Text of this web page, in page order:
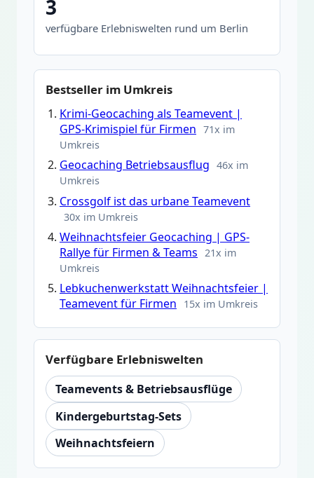
3
verfügbare Erlebniswelten rund um Berlin
Bestseller im Umkreis
Krimi-Geocaching als Teamevent |
GPS-Krimispiel für Firmen 71x im
Umkreis
Geocaching Betriebsausflug 46x im
Umkreis
Crossgolf ist das urbane Teamevent
30x im Umkreis
Weihnachtsfeier Geocaching | GPS-
Rallye für Firmen & Teams
21x im
Umkreis
Lebkuchenwerkstatt Weihnachtsfeier |
Teamevent für Firmen
15x im Umkreis
Verfügbare Erlebniswelten
Teamevents & Betriebsausflüge
Kindergeburtstag-Sets
Weihnachtsfeiern